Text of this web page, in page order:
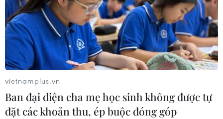
vietnamplus.vn
Ban đại diện cha mẹ học sinh không được tự
đặt các khoản thu, ép buộc đóng góp